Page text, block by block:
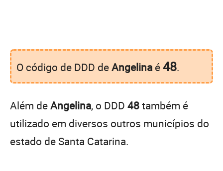
O código de DDD deAngelina é48.
Além deAngelina, o DDD 48também é
utilizado em diversos outros municípios do
estado de Santa Catarina.